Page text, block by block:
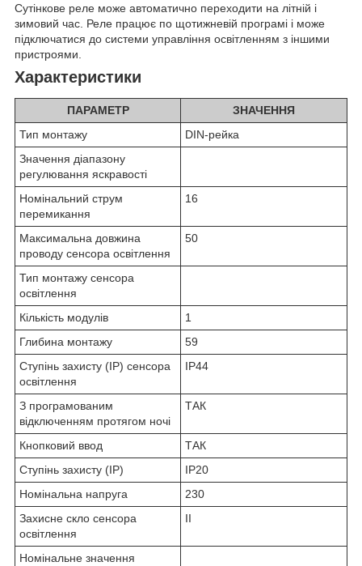
Сутінкове реле може автоматично переходити на літній і
зимовий час. Реле працює по щотижневій програмі і може
підключатися до системи управління освітленням з іншими
пристроями.
Характеристики
ПАРАМЕТР
ЗНАЧЕННЯ
Тип монтажу
DIN-рейка
Значення діапазону
регулювання яскравості
Номінальний струм
перемикання
16
Максимальна довжина
проводу сенсора освітлення
50
Тип монтажу сенсора
освітлення
Кількість модулів
1
Глибина монтажу
59
Ступінь захисту (IP) сенсора
освітлення
IP44
З програмованим
відключенням протягом ночі
ТАК
Кнопковий ввод
ТАК
Ступінь захисту (IP)
IP20
Номінальна напруга
230
Захисне скло сенсора
освітлення
II
Номінальне значення